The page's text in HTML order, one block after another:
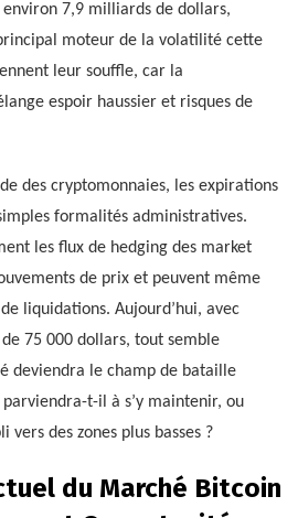
7,9 milliards de dollars,
moteur de la volatilité cette
leur souffle, car la
espoir haussier et risques de
des cryptomonnaies, les expirations
formalités administratives.
les flux de hedging des market
de prix et peuvent même
liquidations. Aujourd’hui, avec
75 000 dollars, tout semble
deviendra le champ de bataille
t-il à s’y maintenir, ou
vers des zones plus basses ?
du Marché Bitcoin